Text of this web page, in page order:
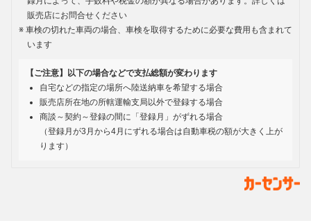
販売店にお問合せください
車検の切れた車両の場合、車検を取得するために必要な費用も含まれて
います
【ご注意】以下の場合などで支払総額が変わります
自宅などの指定の場所へ陸送納車を希望する場合
販売店所在地の所轄運輸支局以外で登録する場合
商談～契約～登録の間に「登録月」がずれる場合
（登録月が3月から4月にずれる場合は自動車税の額が大きく上が
ります）